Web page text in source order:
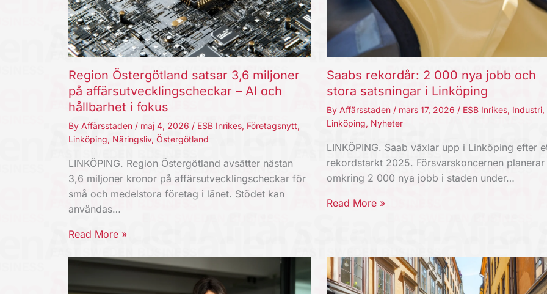
Region Östergötland satsar 3,6 miljoner
på affärsutvecklingscheckar – AI och
hållbarhet i fokus
By Affärsstaden / maj 4, 2026 / ESB Inrikes, Företagsnytt,
Linköping, Näringsliv, Östergötland
LINKÖPING. Region Östergötland avsätter nästan
3,6 miljoner kronor på affärsutvecklingscheckar för
små och medelstora företag i länet. Stödet kan
användas…
Read More »
Saabs rekordår: 2 000 nya jobb och
stora satsningar i Linköping
By Affärsstaden / mars 17, 2026 / ESB Inrikes, Industri,
Linköping, Nyheter
LINKÖPING. Saab växlar upp i Linköping efter
rekordstarkt 2025. Försvarskoncernen planerar
omkring 2 000 nya jobb i staden under…
Read More »